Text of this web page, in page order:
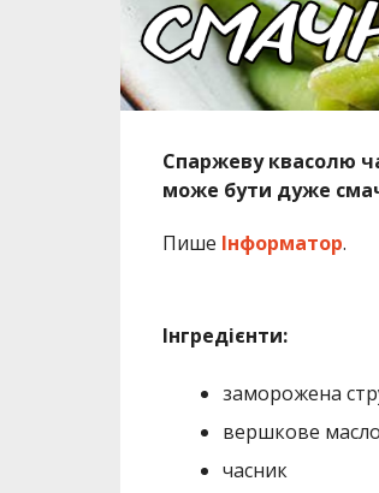
Спаржеву квасолю
може бути дуже
Пише Інформатор.
Інгредієнти:
заморожена
вершкове масло
часник